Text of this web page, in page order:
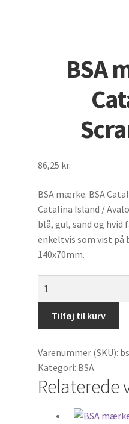
Søg
BSA
86,25 kr.
BSA mærke. BSA
Catalina Island /
blå, gul, sand og hvid
enkeltvis som vist på
140x70mm.
Catalina
antal
Tilføj til kurv
Varenummer (SKU):
Kategori: BSA
Relaterede